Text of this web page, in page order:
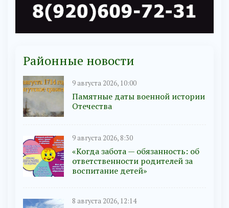
Районные новости
9 августа 2026, 10:00
Памятные даты военной истории
Отечества
9 августа 2026, 8:30
«Когда забота — обязанность: об
ответственности родителей за
воспитание детей»
8 августа 2026, 12:14